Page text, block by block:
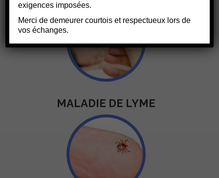
MALADIE DE LYME
exigences imposées.
Merci de demeurer courtois et respectueux lors de
vos échanges.